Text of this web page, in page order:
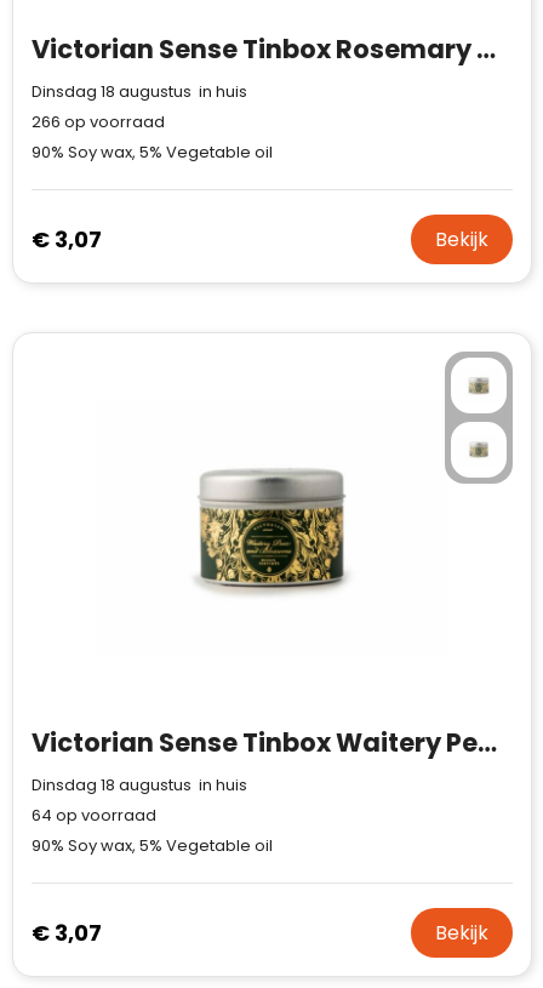
Victorian Sense Tinbox Rosemary geurkaars
Dinsdag 18 augustus in huis
266 op voorraad
90% Soy wax, 5% Vegetable oil
€ 3,07 Bekijk
Victorian Sense Tinbox Waitery Pear & Blossoms geurkaars
Dinsdag 18 augustus in huis
64 op voorraad
90% Soy wax, 5% Vegetable oil
€ 3,07 Bekijk